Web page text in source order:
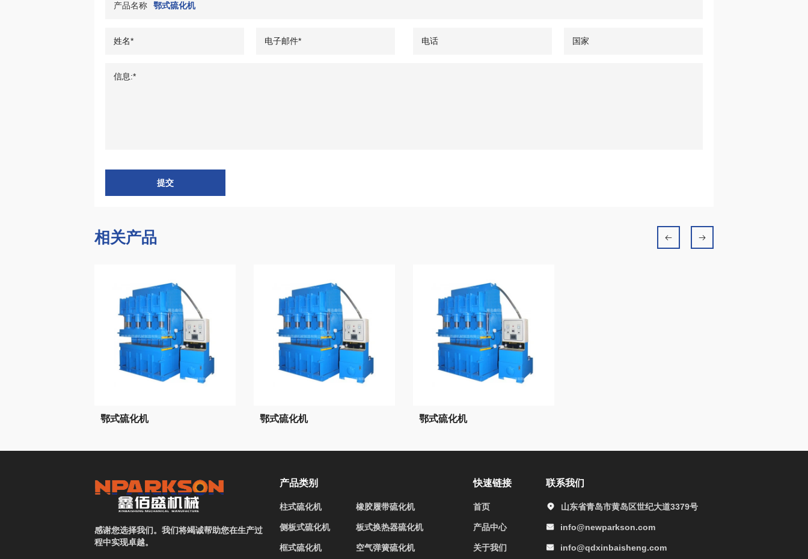
产品名称
提交
相关产品
鄂式硫化机 鄂式硫化机 鄂式硫化机
感谢您选择我们。我们将竭诚帮助您在生产过
程中实现卓越。
产品类别
柱式硫化机
侧板式硫化机
框式硫化机
橡胶履带硫化机
板式换热器硫化机
空气弹簧硫化机
快速链接
首页
产品中心
关于我们
联系我们
山东省青岛市黄岛区世纪大道3379号
info@newparkson.com
info@qdxinbaisheng.com